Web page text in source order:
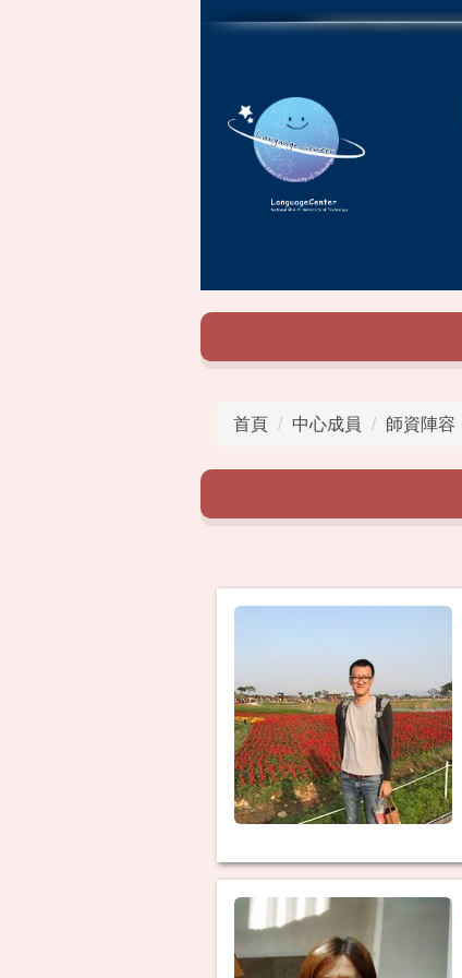
首頁 中心成員 師資陣容